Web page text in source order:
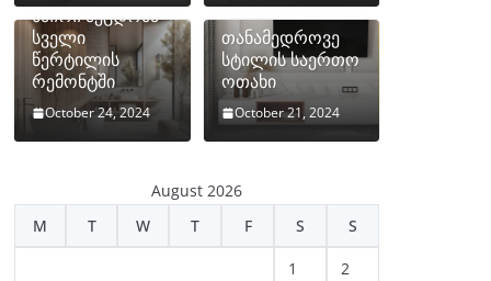
ხშირი შეცდომა
სველი
წერტილის
რემონტში
October 24, 2024
თანამედროვე
სტილის საერთო
ოთახი
October 21, 2024
August 2026
M
T W T F S S
1 2